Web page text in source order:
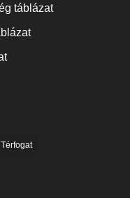
táblázat
Térfogat